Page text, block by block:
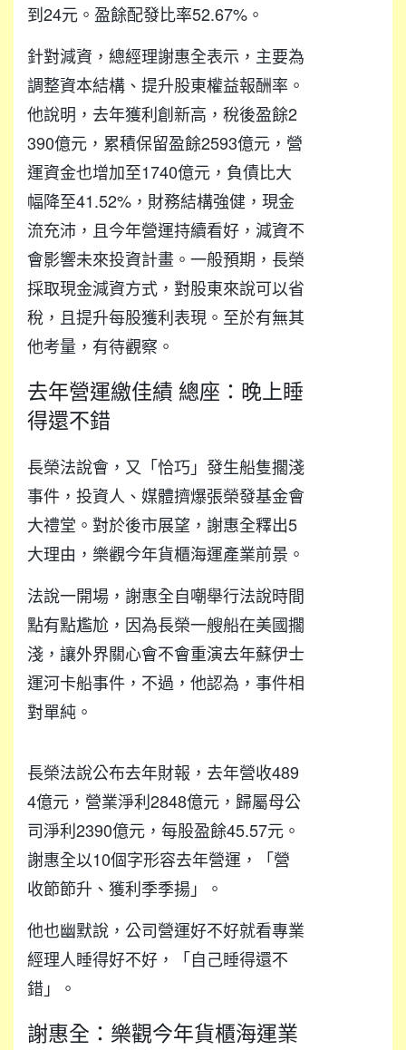
到24元。盈餘配發比率52.67%。
針對減資，總經理謝惠全表示，主要為
調整資本結構、提升股東權益報酬率。
他說明，去年獲利創新高，稅後盈餘2
390億元，累積保留盈餘2593億元，營
運資金也增加至1740億元，負債比大
幅降至41.52%，財務結構強健，現金
流充沛，且今年營運持續看好，減資不
會影響未來投資計畫。一般預期，長榮
採取現金減資方式，對股東來說可以省
稅，且提升每股獲利表現。至於有無其
他考量，有待觀察。
去年營運繳佳績 總座：晚上睡
得還不錯
長榮法說會，又「恰巧」發生船隻擱淺
事件，投資人、媒體擠爆張榮發基金會
大禮堂。對於後市展望，謝惠全釋出5
大理由，樂觀今年貨櫃海運產業前景。
法說一開場，謝惠全自嘲舉行法說時間
點有點尷尬，因為長榮一艘船在美國擱
淺，讓外界關心會不會重演去年蘇伊士
運河卡船事件，不過，他認為，事件相
對單純。
長榮法說公布去年財報，去年營收489
4億元，營業淨利2848億元，歸屬母公
司淨利2390億元，每股盈餘45.57元。
謝惠全以10個字形容去年營運，「營
收節節升、獲利季季揚」。
他也幽默說，公司營運好不好就看專業
經理人睡得好不好，「自己睡得還不
錯」。
謝惠全：樂觀今年貨櫃海運業